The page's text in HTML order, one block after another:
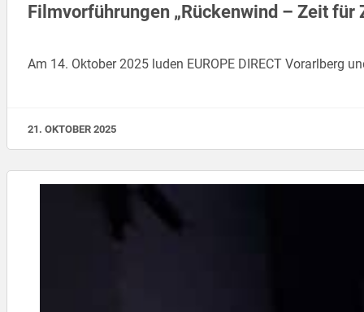
Filmvorführungen „Rückenwind – Zeit
Am 14. Oktober 2025 luden EUROPE DIRECT Vorarlberg
21. OKTOBER 2025